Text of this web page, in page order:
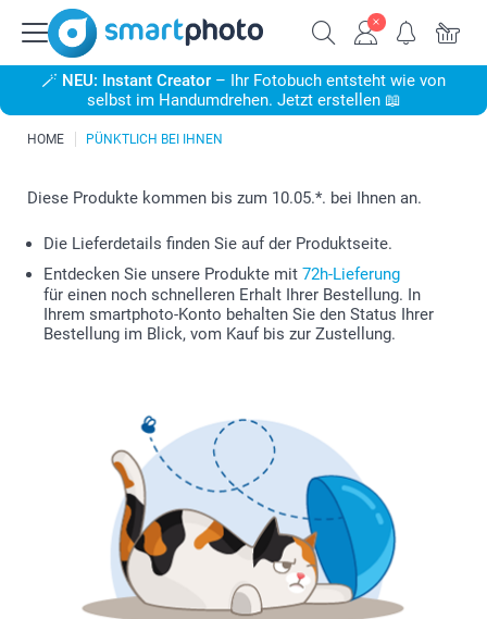
🪄 NEU: Instant Creator – Ihr Fotobuch entsteht wie von
selbst im Handumdrehen. Jetzt erstellen 📖
HOME PÜNKTLICH BEI IHNEN
Diese Produkte kommen bis zum 10.05.*. bei Ihnen an.
Die Lieferdetails finden Sie auf der Produktseite.
Entdecken Sie unsere Produkte mit 72h-Lieferung
für einen noch schnelleren Erhalt Ihrer Bestellung. In
Ihrem smartphoto-Konto behalten Sie den Status Ihrer
Bestellung im Blick, vom Kauf bis zur Zustellung.